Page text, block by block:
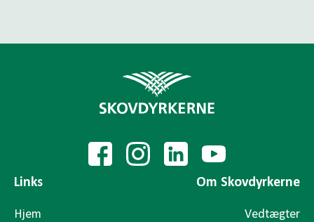
Links
Hjem
Om Skovdyrkerne
Vedtægter